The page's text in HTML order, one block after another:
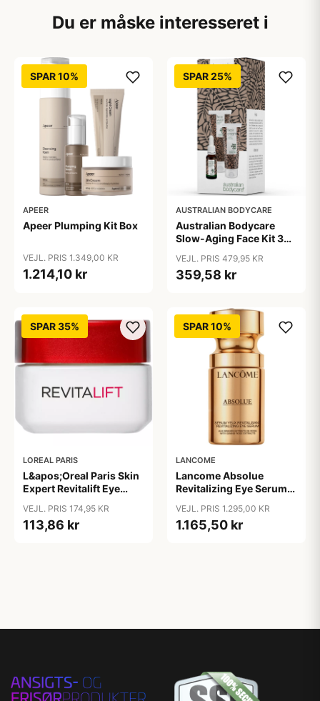
Du er måske interesseret i
SPAR 10%
APEER
Apeer Plumping Kit Box
VEJL. PRIS 1.349,00 KR
1.214,10 kr
SPAR 25%
AUSTRALIAN BODYCARE
Australian Bodycare
Slow-Aging Face Kit 330
VEJL. PRIS 479,95 KR
359,58 kr
SPAR 35%
LOREAL PARIS
L&apos;Oreal Paris Skin
Expert Revitalift Eye
VEJL. PRIS 174,95 KR
113,86 kr
SPAR 10%
LANCOME
Lancome Absolue
Revitalizing Eye Serum
VEJL. PRIS 1.295,00 KR
1.165,50 kr